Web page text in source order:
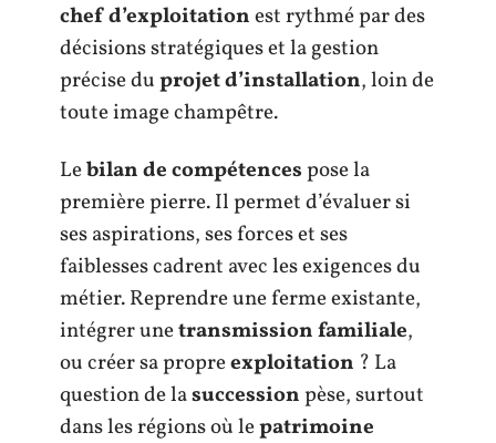
chef d’exploitationest rythmé par des
décisions stratégiques et la gestion
précise duprojet d’installation, loin de
toute image champêtre.
Lebilan de compétencespose la
première pierre. Il permet d’évaluer si
ses aspirations, ses forces et ses
faiblesses cadrent avec les exigences du
métier. Reprendre une ferme existante,
intégrer unetransmission familiale,
ou créer sa propreexploitation ? La
question de lasuccessionpèse, surtout
dans les régions où lepatrimoine